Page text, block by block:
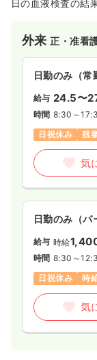
日の血液検査の結
には嬉しい、17
完備、社会保険
外来正・准看
日勤のみ（常
給与 24.5〜
時間 8:30～
日祝休み
残
気
日勤のみ（パ
給与 時給
時間 8:30～
日祝休み
時
気